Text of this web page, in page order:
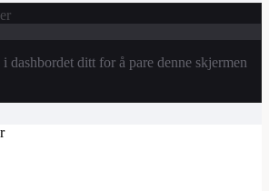
dashbordet ditt for å pare denne skjermen